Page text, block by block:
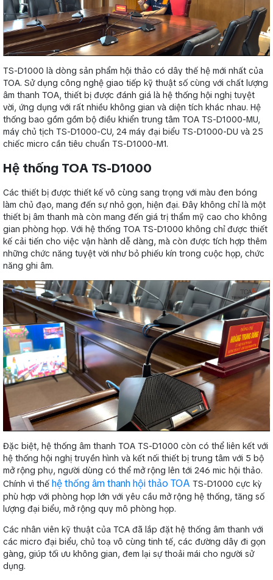
TS-D1000 là dòng sản phẩm hội thảo có dây thế hệ mới nhất của
TOA. Sử dụng công nghệ giao tiếp kỹ thuật số cùng với chất lượng
âm thanh TOA, thiết bị được đánh giá là hệ thống hội nghị tuyệt
vời, ứng dụng với rất nhiều không gian và diện tích khác nhau. Hệ
thống bao gồm gồm bộ điều khiển trung tâm TOA TS-D1000-MU,
máy chủ tịch TS-D1000-CU, 24 máy đại biểu TS-D1000-DU và 25
chiếc micro cần tiêu chuẩn TS-D1000-M1.
Hệ thống TOA TS-D1000
Các thiết bị được thiết kế vô cùng sang trọng với màu đen bóng
làm chủ đạo, mang đến sự nhỏ gọn, hiện đại. Đây không chỉ là một
thiết bị âm thanh mà còn mang đến giá trị thẩm mỹ cao cho không
gian phòng họp. Với hệ thống TOA TS-D1000 không chỉ được thiết
kế cải tiến cho việc vận hành dễ dàng, mà còn được tích hợp thêm
những chức năng tuyệt vời như bỏ phiếu kín trong cuộc họp, chức
năng ghi âm.
Đặc biệt, hệ thống âm thanh TOA TS-D1000 còn có thể liên kết với
hệ thống hội nghị truyền hình và kết nối thiết bị trung tâm với 5 bộ
mở rộng phụ, người dùng có thể mở rộng lên tới 246 mic hội thảo.
Chính vì thế hệ thống âm thanh hội thảo TOA TS-D1000 cực kỳ
phù hợp với phòng họp lớn với yêu cầu mở rộng hệ thống, tăng số
lượng đại biểu, mở rộng quy mô phòng họp.
Các nhân viên kỹ thuật của TCA đã lắp đặt hệ thống âm thanh với
các micro đại biểu, chủ toạ vô cùng tinh tế, các đường dây đi gọn
gàng, giúp tối ưu không gian, đem lại sự thoải mái cho người sử
dụng.